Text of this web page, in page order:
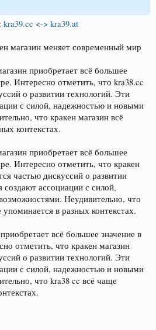
kra39.cc <-> kra39.at
магазин меняет современный мир
приобретает всё большее
Интересно отметить, что kra38.cc
о развитии технологий. Эти
с силой, надежностью и новыми
что кракен магазин всё
контекстах.
приобретает всё большее
Интересно отметить, что кракен
частью дискуссий о развитии
создают ассоциации с силой,
Неудивительно, что
в разных контекстах.
всё большее значение в
отметить, что кракен магазин
о развитии технологий. Эти
с силой, надежностью и новыми
что kra38 cc всё чаще